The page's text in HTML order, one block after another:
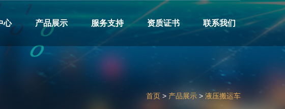
心 产品展示 服务支持 资质证书 联系我们
首页 > 产品展示 > 液压搬运车